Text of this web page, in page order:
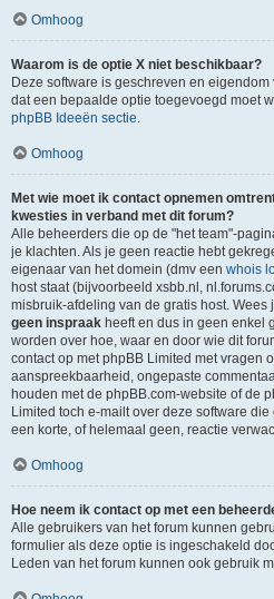
Omhoog
Waarom is de optie X niet beschikbaar?
Deze software is geschreven en
dat een bepaalde optie toegevoegd moet
phpBB Ideeën sectie.
Omhoog
Met wie moet ik contact opnemen
kwesties in verband met dit forum?
Alle beheerders die op de "het team"-
je klachten. Als je geen reactie hebt
eigenaar van het domein (dmv een whois
host staat (bijvoorbeeld xsbb.nl,
misbruik-afdeling van de gratis host. Wees
geen inspraak heeft en dus in geen enkel
worden over hoe, waar en door wie dit
contact op met phpBB Limited met vragen
aanspreekbaarheid, ongepaste
houden met de phpBB.com-website of de
Limited toch e-mailt over deze software die
een korte, of helemaal geen, reactie
Omhoog
Hoe neem ik contact op met een
Alle gebruikers van het forum kunnen
formulier als deze optie is ingeschakeld
Leden van het forum kunnen ook gebruik